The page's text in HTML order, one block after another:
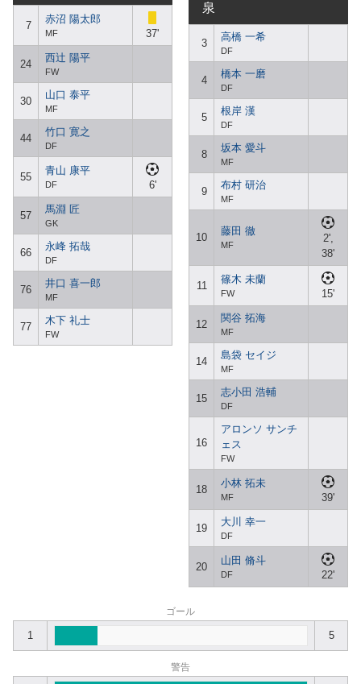
7
赤沼 陽太郎
MF 37'
24
西辻 陽平
FW
30
山口 泰平
MF
44
竹口 寛之
DF
55
青山 康平
DF 6'
57
馬淵 匠
GK
66
永峰 拓哉
DF
76
井口 喜一郎
MF
77
木下 礼士
FW
泉
3
高橋 一希
DF
4
橋本 一磨
DF
5
根岸 漢
DF
8
坂本 愛斗
MF
9
布村 研治
MF
10
藤田 徹
MF
2',
38'
11
篠木 未蘭
FW 15'
12
関谷 拓海
MF
14
島袋 セイジ
MF
15
志小田 浩輔
DF
16
アロンソ サンチ
ェス
FW
18
小林 拓未
MF 39'
19
大川 幸一
DF
20
山田 脩斗
DF 22'
ゴール
1 5
警告